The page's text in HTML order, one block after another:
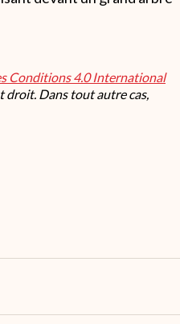
Conditions 4.0 International
droit. Dans tout autre cas,